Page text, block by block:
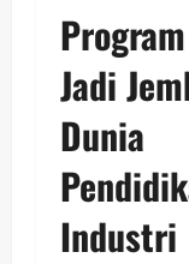
Jadi
Dunia
Industri